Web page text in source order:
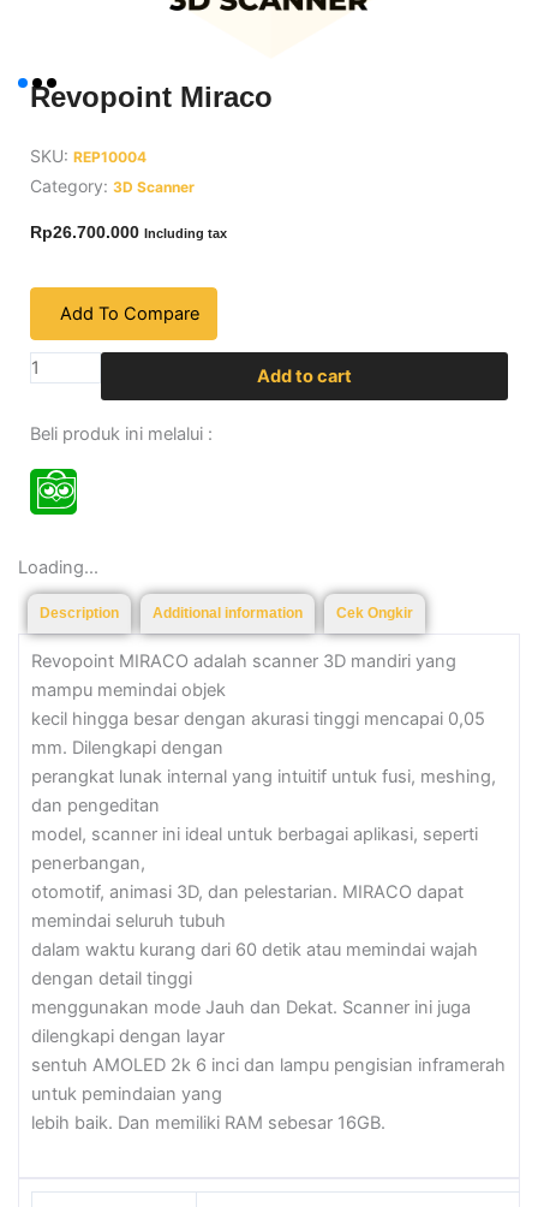
Revopoint Miraco
SKU: REP10004
Category: 3D Scanner
Rp26.700.000 Including tax
Add To Compare
Revopoint
quantity
Add to cart
Beli produk ini melalui :
Loading...
Description Additional information Cek Ongkir
Revopoint MIRACO adalah scanner 3D mandiri yang
mampu memindai objek
kecil hingga besar dengan akurasi tinggi mencapai 0,05
mm. Dilengkapi dengan
perangkat lunak internal yang intuitif untuk fusi, meshing,
dan pengeditan
model, scanner ini ideal untuk berbagai aplikasi, seperti
penerbangan,
otomotif, animasi 3D, dan pelestarian. MIRACO dapat
memindai seluruh tubuh
dalam waktu kurang dari 60 detik atau memindai wajah
dengan detail tinggi
menggunakan mode Jauh dan Dekat. Scanner ini juga
dilengkapi dengan layar
sentuh AMOLED 2k 6 inci dan lampu pengisian inframerah
untuk pemindaian yang
lebih baik. Dan memiliki RAM sebesar 16GB.